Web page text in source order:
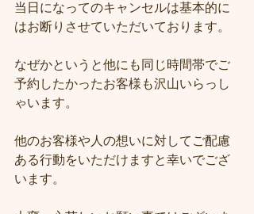
当日になってのキャンセルは基本的に
はお断りさせていただいております。
なぜかというと他にも同じ時間帯でご
予約したかったお客様も沢山いらっし
ゃいます。
他のお客様や人の想いに対してご配慮
ある行動をいただけますと幸いでござ
います。